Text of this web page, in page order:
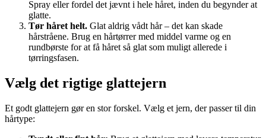
Spray eller fordel det jævnt i hele håret, inden du begynder at
glatte.
Tør håret helt. Glat aldrig vådt hår – det kan skade
hårstråene. Brug en hårtørrer med middel varme og en
rundbørste for at få håret så glat som muligt allerede i
tørringsfasen.
Vælg det rigtige glattejern
Et godt glattejern gør en stor forskel. Vælg et jern, der passer til din
hårtype: